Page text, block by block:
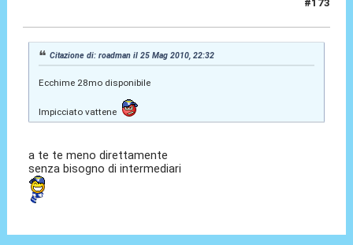
#173
Citazione di: roadman il 25 Mag 2010, 22:32
Ecchime 28mo disponibile
Impicciato vattene
a te te meno direttamente
senza bisogno di intermediari